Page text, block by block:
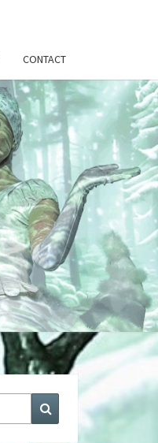
CONTACT
Recherche